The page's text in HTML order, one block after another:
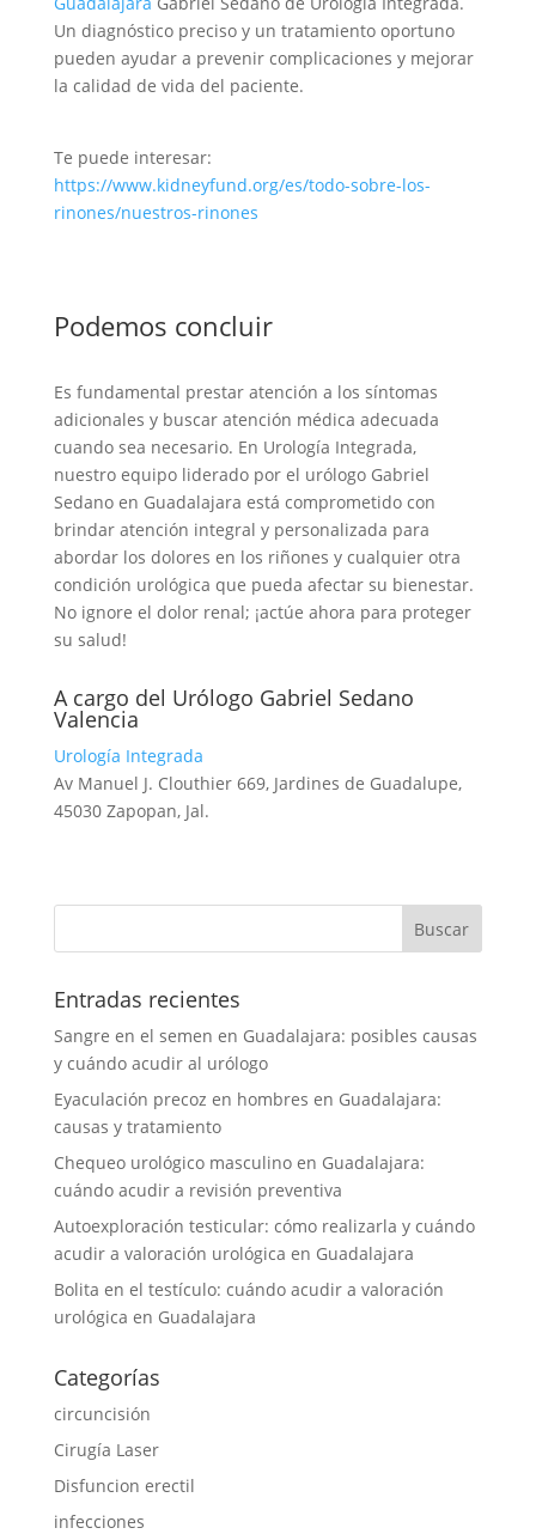
Un diagnóstico preciso y un tratamiento oportuno
pueden ayudar a prevenir complicaciones y mejorar
la calidad de vida del paciente.
Te puede interesar:
https://www.kidneyfund.org/es/todo-sobre-los-
rinones/nuestros-rinones
Podemos concluir
Es fundamental prestar atención a los síntomas
adicionales y buscar atención médica adecuada
cuando sea necesario. En Urología Integrada,
nuestro equipo liderado por el urólogo Gabriel
Sedano en Guadalajara está comprometido con
brindar atención integral y personalizada para
abordar los dolores en los riñones y cualquier otra
condición urológica que pueda afectar su bienestar.
No ignore el dolor renal; ¡actúe ahora para proteger
su salud!
A cargo del Urólogo Gabriel Sedano
Valencia
Urología Integrada
Av Manuel J. Clouthier 669, Jardines de Guadalupe,
45030 Zapopan, Jal.
Entradas recientes
Sangre en el semen en Guadalajara: posibles causas
y cuándo acudir al urólogo
Eyaculación precoz en hombres en Guadalajara:
causas y tratamiento
Chequeo urológico masculino en Guadalajara:
cuándo acudir a revisión preventiva
Autoexploración testicular: cómo realizarla y cuándo
acudir a valoración urológica en Guadalajara
Bolita en el testículo: cuándo acudir a valoración
urológica en Guadalajara
Categorías
circuncisión
Cirugía Laser
Disfuncion erectil
infecciones